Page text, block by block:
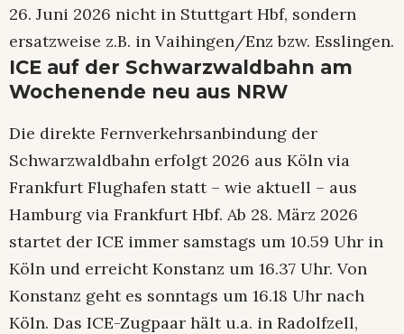
26. Juni 2026 nicht in Stuttgart Hbf, sondern
ersatzweise z.B. in Vaihingen/Enz bzw. Esslingen.
ICE auf der Schwarzwaldbahn am
Wochenende neu aus NRW
Die direkte Fernverkehrsanbindung der
Schwarzwaldbahn erfolgt 2026 aus Köln via
Frankfurt Flughafen statt – wie aktuell – aus
Hamburg via Frankfurt Hbf. Ab 28. März 2026
startet der ICE immer samstags um 10.59 Uhr in
Köln und erreicht Konstanz um 16.37 Uhr. Von
Konstanz geht es sonntags um 16.18 Uhr nach
Köln. Das ICE-Zugpaar hält u.a. in Radolfzell,